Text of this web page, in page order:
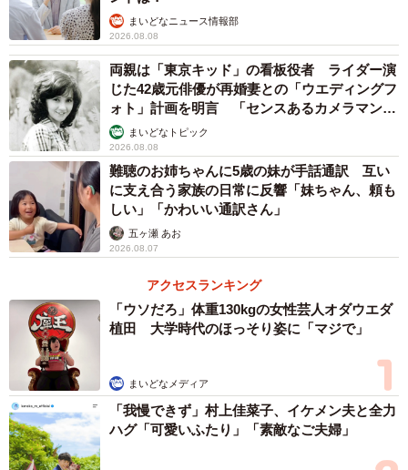
まいどなニュース情報部
2026.08.08
両親は「東京キッド」の看板役者 ライダー演
じた42歳元俳優が再婚妻との「ウエディングフ
ォト」計画を明言 「センスあるカメラマン求
む」まいどなトピック
2026.08.08
難聴のお姉ちゃんに5歳の妹が手話通訳 互い
に支え合う家族の日常に反響「妹ちゃん、頼も
しい」「かわいい通訳さん」
五ヶ瀬 あお
2026.08.07
アクセスランキング
「ウソだろ」体重130kgの女性芸人オダウエダ
植田 大学時代のほっそり姿に「マジで」
まいどなメディア
「我慢できず」村上佳菜子、イケメン夫と全力
ハグ「可愛いふたり」「素敵なご夫婦」